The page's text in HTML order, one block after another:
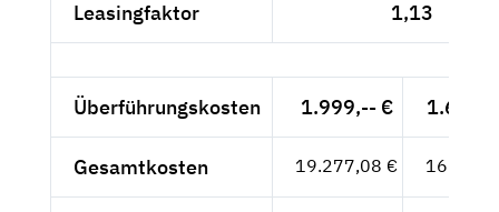
Leasingfaktor 1,13
Überführungskosten 1.999,-- €
Gesamtkosten 19.277,08 €